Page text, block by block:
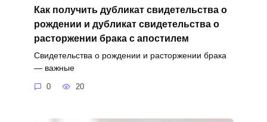
Как получить дубликат свидетельства о
рождении и дубликат свидетельства о
расторжении брака с апостилем
Свидетельства о рождении и расторжении брака
— важные
0 20